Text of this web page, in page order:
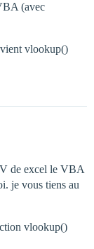
(avec
vlookup()
de excel le VBA
je vous tiens au
vlookup()